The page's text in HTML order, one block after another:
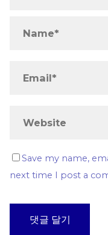
Save my name,
next time I post a